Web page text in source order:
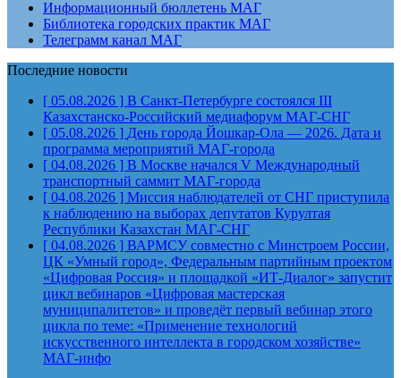
Информационный бюллетень МАГ
Библиотека городских практик МАГ
Телеграмм канал МАГ
Последние новости
[ 05.08.2026 ] В Санкт-Петербурге состоялся III
Казахстанско-Российский медиафорум МАГ-СНГ
[ 05.08.2026 ] День города Йошкар-Ола — 2026. Дата и
программа мероприятий МАГ-города
[ 04.08.2026 ] В Москве начался V Международный
транспортный саммит МАГ-города
[ 04.08.2026 ] Миссия наблюдателей от СНГ приступила
к наблюдению на выборах депутатов Курултая
Республики Казахстан МАГ-СНГ
[ 04.08.2026 ] ВАРМСУ совместно с Минстроем России,
ЦК «Умный город», Федеральным партийным проектом
«Цифровая Россия» и площадкой «ИТ-Диалог» запустит
цикл вебинаров «Цифровая мастерская
муниципалитетов» и проведёт первый вебинар этого
цикла по теме: «Применение технологий
искусственного интеллекта в городском хозяйстве»
МАГ-инфо